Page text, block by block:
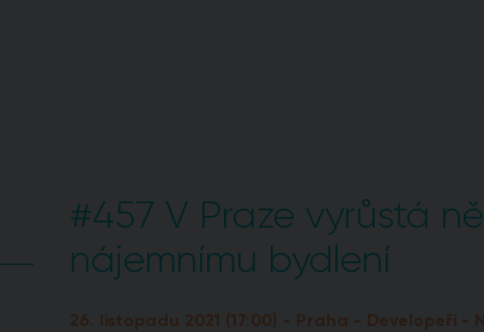
#457 V Praze vyrůstá
nájemnímu bydlení
26. listopadu 2021 (17:00) - Praha - Developeři -